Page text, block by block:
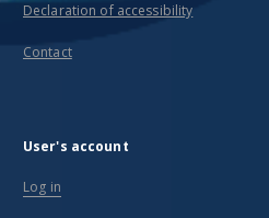
Declaration of accessibility
Contact
User's account
Log in